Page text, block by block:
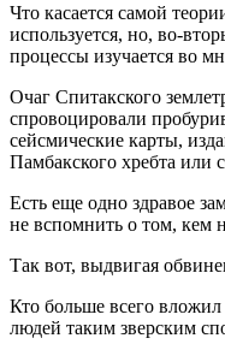
Что касается самой
используется, но, во-
процессы изучается во
Очаг Спитакского
спровоцировали
сейсмические карты,
Памбакского хребта или
Есть еще одно здравое
не вспомнить о том, кем
Так вот, выдвигая
Кто больше всего
людей таким зверским